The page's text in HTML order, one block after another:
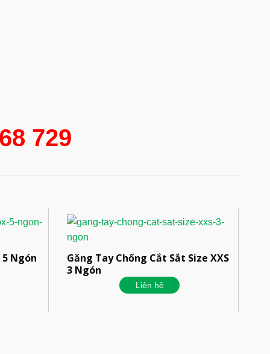
729
Ngón
Găng Tay Chống Cắt Sắt Size XXS
3 Ngón
Liên hệ